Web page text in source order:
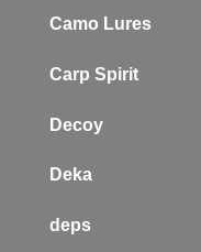
Camo Lures
Carp Spirit
Decoy
Deka
deps